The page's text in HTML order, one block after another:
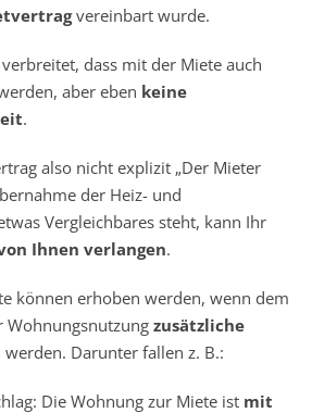
vereinbart wurde.
dass mit der Miete auch
aber eben keine
.
also nicht explizit „Der Mieter
der Heiz- und
Vergleichbares steht, kann Ihr
Ihnen verlangen.
können erhoben werden, wenn dem
Wohnungsnutzung zusätzliche
werden. Darunter fallen z. B.:
Die Wohnung zur Miete ist mit